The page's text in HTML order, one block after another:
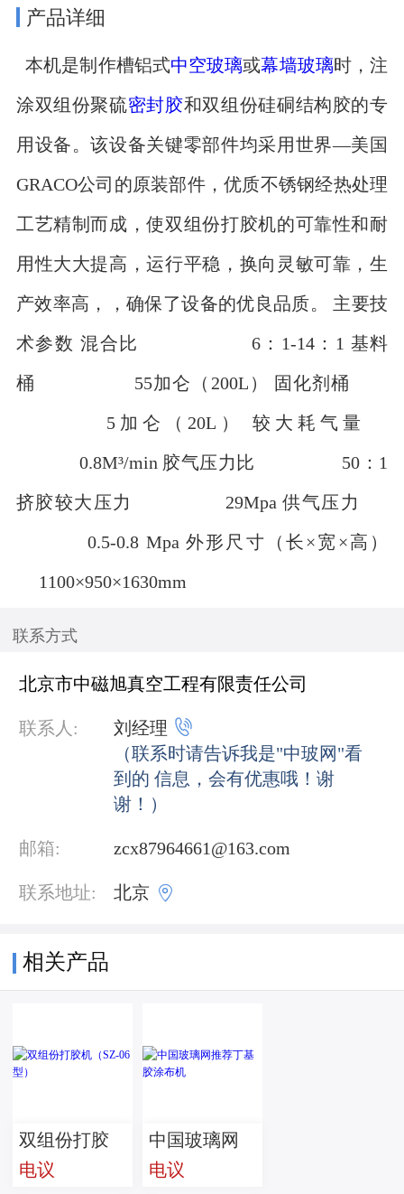
产品详细
本机是制作槽铝式中空玻璃或幕墙玻璃时，注
涂双组份聚硫密封胶和双组份硅硐结构胶的专
用设备。该设备关键零部件均采用世界—美国
GRACO公司的原装部件，优质不锈钢经热处理
工艺精制而成，使双组份打胶机的可靠性和耐
用性大大提高，运行平稳，换向灵敏可靠，生
产效率高，，确保了设备的优良品质。 主要技
术参数 混合比 6：1-14：1 基料
桶 55加仑（200L） 固化剂桶
5加仑（20L） 较大耗气量
0.8M³/min 胶气压力比 50：1
挤胶较大压力 29Mpa 供气压力
0.5-0.8 Mpa 外形尺寸（长×宽×高）
1100×950×1630mm
联系方式
北京市中磁旭真空工程有限责任公司
联系人: 刘经理 
（联系时请告诉我是"中玻网"看
到的 信息，会有优惠哦！谢
谢！）
邮箱: zcx87964661@163.com
联系地址: 北京 
相关产品
双组份打胶
机（SZ-06
电议
中国玻璃网
推荐丁基胶
电议